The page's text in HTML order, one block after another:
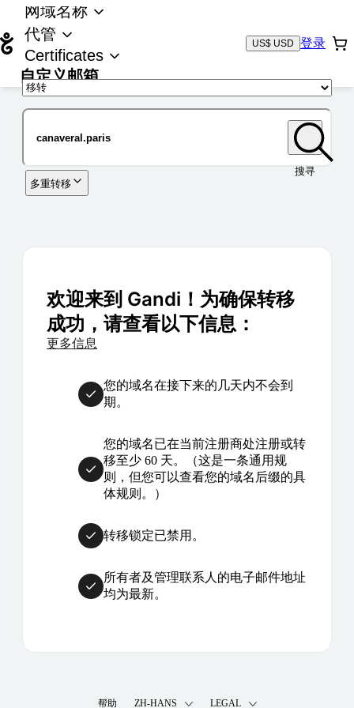
网域名称
代管
Certificates
自定义邮箱
US$ USD 登录
搜寻
多重转移
欢迎来到 Gandi！为确保转移
成功，请查看以下信息：
更多信息
您的域名在接下来的几天内不会到
期。
您的域名已在当前注册商处注册或转
移至少 60 天。（这是一条通用规
则，但您可以查看您的域名后缀的具
体规则。）
转移锁定已禁用。
所有者及管理联系人的电子邮件地址
均为最新。
帮助 ZH-HANS LEGAL